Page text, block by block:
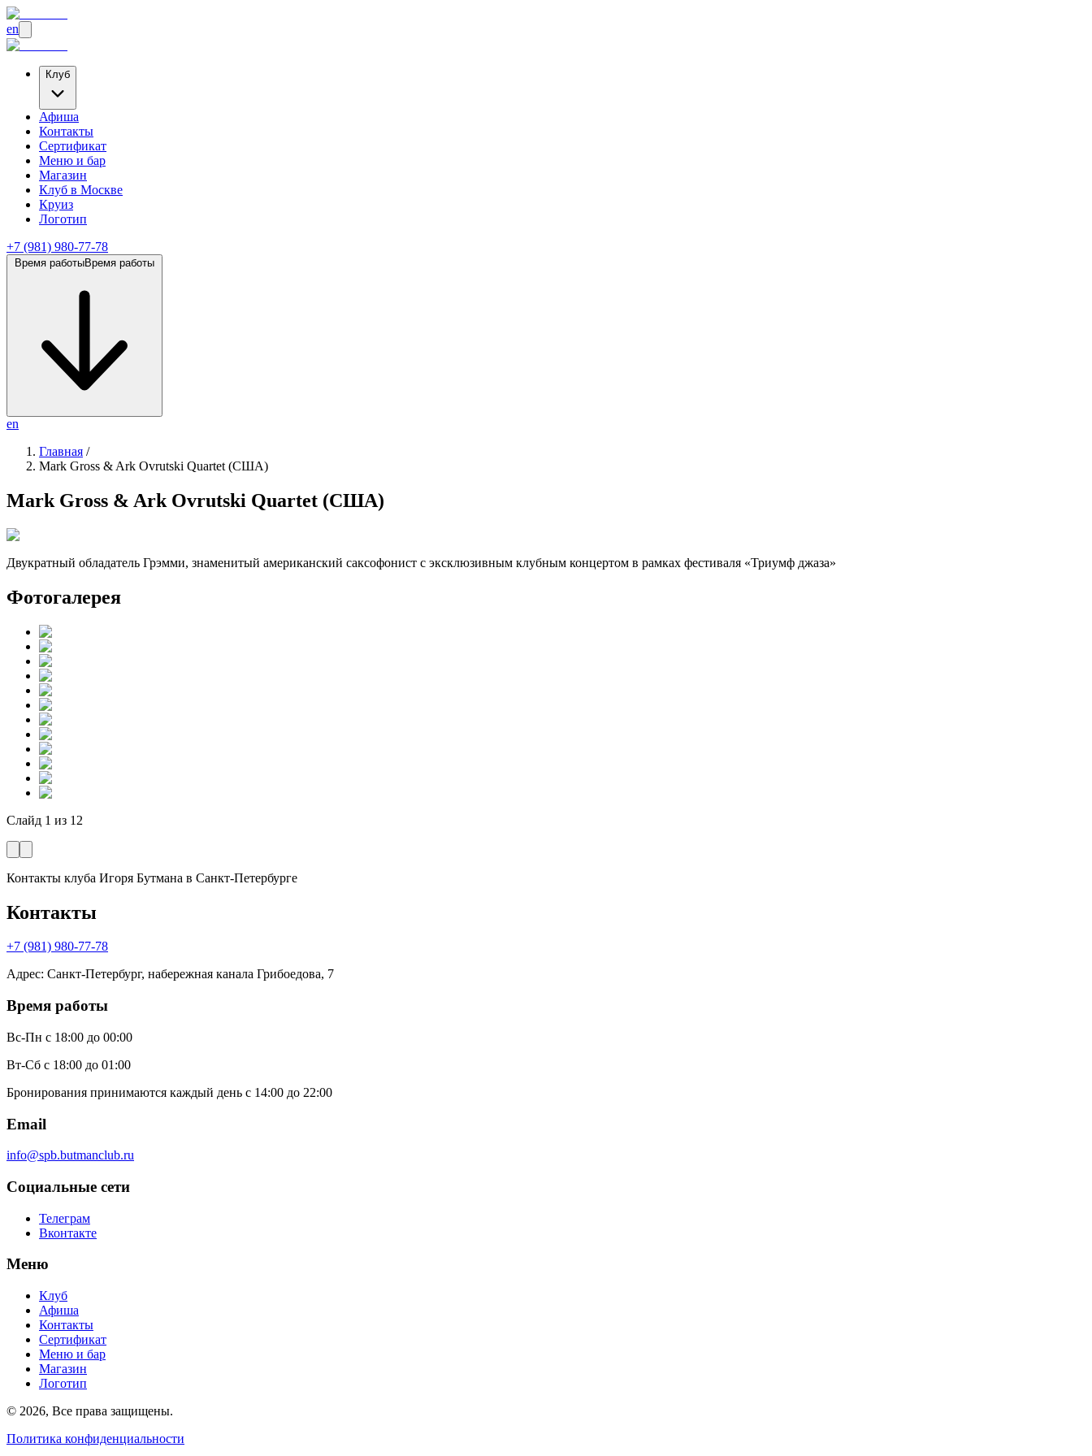
en
Клуб
Афиша
Контакты
Сертификат
Меню и бар
Магазин
Клуб в Москве
Круиз
Логотип
+7 (981) 980-77-78
Время работыВремя работы
en
Главная /
Mark Gross & Ark Ovrutski Quartet (США)
Mark Gross & Ark Ovrutski Quartet (США)
Двукратный обладатель Грэмми, знаменитый американский саксофонист с эксклюзивным клубным концертом в рамках фестиваля «Триумф джаза»
Фотогалерея
Слайд 1 из 12
Контакты клуба Игоря Бутмана в Санкт-Петербурге
Контакты
+7 (981) 980-77-78
Адрес: Санкт-Петербург, набережная канала Грибоедова, 7
Время работы
Вс-Пн с 18:00 до 00:00
Вт-Сб с 18:00 до 01:00
Бронирования принимаются каждый день с 14:00 до 22:00
Email
info@spb.butmanclub.ru
Социальные сети
Телеграм
Вконтакте
Меню
Клуб
Афиша
Контакты
Сертификат
Меню и бар
Магазин
Логотип
© 2026, Все права защищены.
Политика конфиденциальности